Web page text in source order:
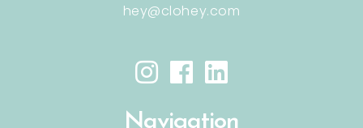
hey@clohey.com
Navigation